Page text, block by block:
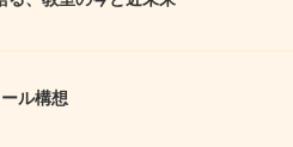
ル構想